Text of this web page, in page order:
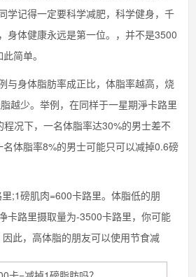
学记得一定要科学减肥，科学健身，千
身体健康永远是第一位。，并不是3500
简单。
身体脂肪率成正比，体脂率越高，烧
越少。举例，在同样于一星期淨卡路里
况下，一名体脂率达30%的男士差不
体脂率8%的男士可能只可以减掉0.6磅
磅肌肉=600卡路里。体脂低的朋
卡路里摄取量为-3500卡路里，你可能
此，高体脂的朋友可以使用节食减